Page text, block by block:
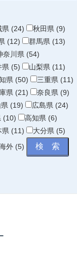
県 (24)
秋田県 (9)
(12)
群馬県 (13)
奈川県 (54)
県 (5)
山梨県 (11)
県 (50)
三重県 (11)
県 (21)
奈良県 (9)
県 (19)
広島県 (24)
(10)
高知県 (6)
県 (11)
大分県 (5)
外 (5)